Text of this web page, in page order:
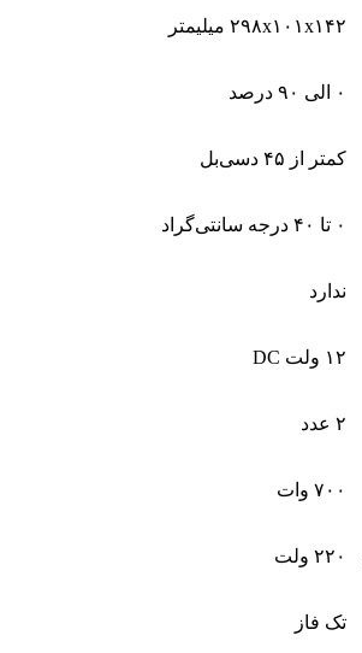
۲۹۸x۱۰۱x۱۴۲ میلیمتر
۰ الی ۹۰ درصد
کمتر از ۴۵ دسی‌بل
۰ تا ۴۰ درجه سانتی‌گراد
ندارد
۱۲ ولت DC
۲ عدد
۷۰۰ وات
۲۲۰ ولت
تک فاز